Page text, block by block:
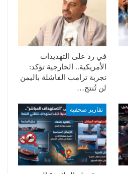
في رد على التهديدات
الأمريكية.. الخارجية تؤكد:
تجربة ترامب الفاشلة باليمن
لن تُنتج…
تقارير صحفية